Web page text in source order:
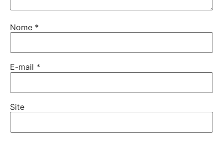
Nome *
E-mail *
Site